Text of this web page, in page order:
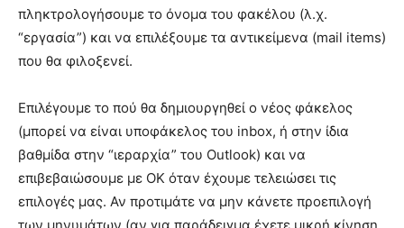
πληκτρολογήσουμε το όνομα του φακέλου (λ.χ.
“εργασία”) και να επιλέξουμε τα αντικείμενα (mail items)
που θα φιλοξενεί.
Επιλέγουμε το πού θα δημιουργηθεί ο νέος φάκελος
(μπορεί να είναι υποφάκελος του inbox, ή στην ίδια
βαθμίδα στην “ιεραρχία” του Outlook) και να
επιβεβαιώσουμε με ΟΚ όταν έχουμε τελειώσει τις
επιλογές μας. Αν προτιμάτε να μην κάνετε προεπιλογή
των μηνυμάτων (αν για παράδειγμα έχετε μικρή κίνηση